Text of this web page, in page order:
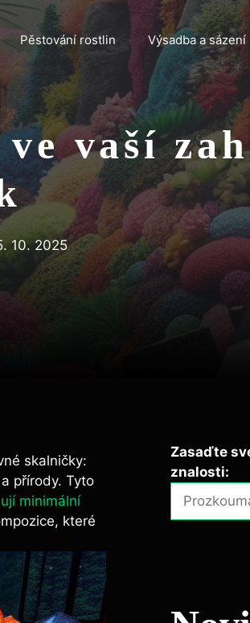
Pěstování rostlin Výsadba a sázení
vaší
10. 2025
skalničky:
přírody. Tyto
minimální
které
Zasaďte
znalosti: